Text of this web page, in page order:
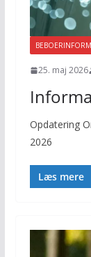
25. maj 2026
Opdatering
2026
Læs mere